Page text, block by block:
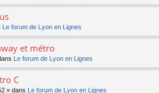
Le forum de Lyon en Lignes
et métro
Le forum de Lyon en Lignes
C
» dans Le forum de Lyon en Lignes